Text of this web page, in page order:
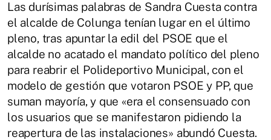
Las durísimas palabras de Sandra Cuesta contra
el alcalde de Colunga tenían lugar en el último
pleno, tras apuntar la edil del PSOE que el
alcalde no acatado el mandato político del pleno
para reabrir el Polideportivo Municipal, con el
modelo de gestión que votaron PSOE y PP, que
suman mayoría, y que «era el consensuado con
los usuarios que se manifestaron pidiendo la
reapertura de las instalaciones» abundó Cuesta.